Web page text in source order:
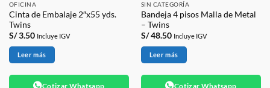
OFICINA
Cinta de Embalaje 2″x55 yds.
Twins
S/3.50 Incluye IGV
Leer más
Cotizar Whatsapp
SIN CATEGORÍA
Bandeja 4 pisos Malla de Metal
– Twins
S/48.50 Incluye IGV
Leer más
Cotizar Whatsapp